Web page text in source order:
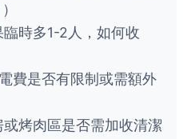
臨時多1-2人，如何收
費是否有限制或需額外
烤肉區是否需加收清潔